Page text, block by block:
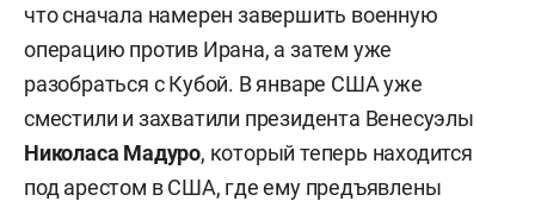
что сначала намерен завершить военную
операцию против Ирана, а затем уже
разобраться с Кубой. В январе США уже
сместили и захватили президента Венесуэлы
Николаса Мадуро, который теперь находится
под арестом в США, где ему предъявлены